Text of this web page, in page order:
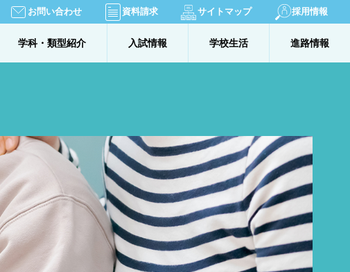
お問い合わせ 資料請求 サイトマップ 採用情報
学科・類型紹介 入試情報 学校生活 進路情報